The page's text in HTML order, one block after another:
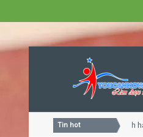
Tin hot
Khóa học Tư duy dịch vụ khách